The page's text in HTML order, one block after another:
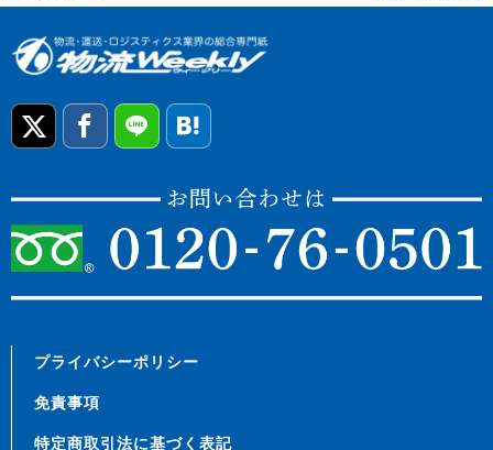
プライバシーポリシー
免責事項
特定商取引法に基づく表記